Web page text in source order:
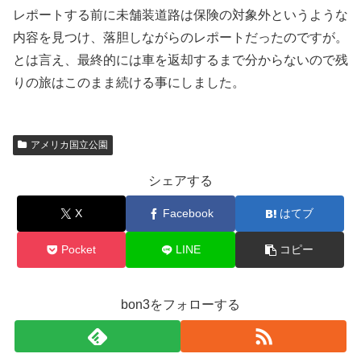
レポートする前に未舗装道路は保険の対象外というような
内容を見つけ、落胆しながらのレポートだったのですが。
とは言え、最終的には車を返却するまで分からないので残
りの旅はこのまま続ける事にしました。
アメリカ国立公園
シェアする
X Facebook はてブ
Pocket LINE コピー
bon3をフォローする